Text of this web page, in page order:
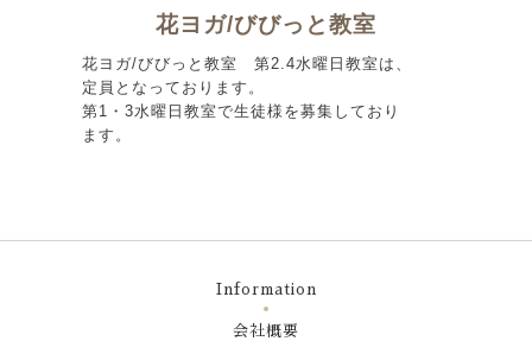
花ヨガ/びびっと教室
花ヨガ/びびっと教室 第2.4水曜日教室は、
定員となっております。
第1・3水曜日教室で生徒様を募集しており
ます。
Information
会社概要